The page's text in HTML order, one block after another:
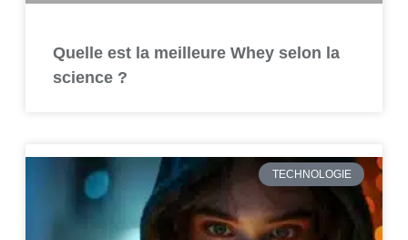
Quelle est la meilleure Whey selon la
science ?
TECHNOLOGIE